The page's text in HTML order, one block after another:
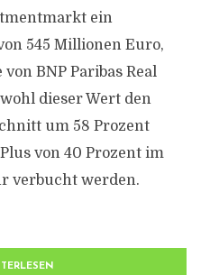
ein
545 Millionen Euro,
BNP Paribas Real
dieser Wert den
um 58 Prozent
von 40 Prozent im
verbucht werden.